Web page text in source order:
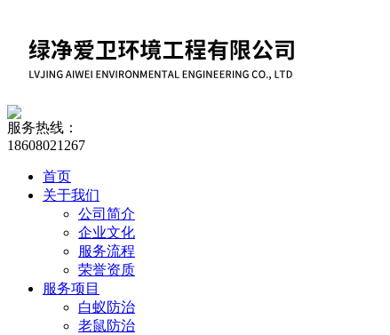
服务热线：
18608021267
首页
关于我们
公司简介
企业文化
服务流程
荣誉资质
服务项目
白蚁防治
老鼠防治